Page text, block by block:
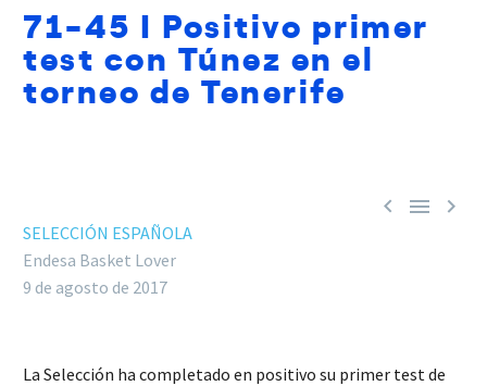
71-45 I Positivo primer
test con Túnez en el
torneo de Tenerife
  
SELECCIÓN ESPAÑOLA
Endesa Basket Lover
9 de agosto de 2017
La Selección ha completado en positivo su primer test de